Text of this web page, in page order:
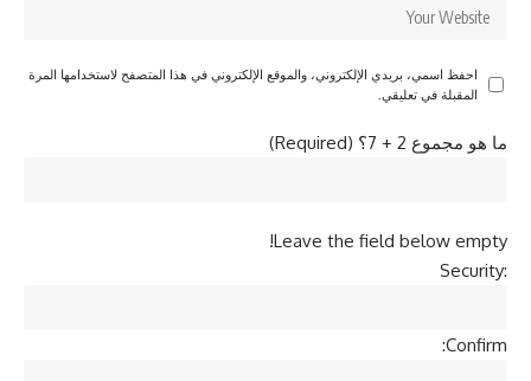
احفظ اسمي، بريدي الإلكتروني، والموقع الإلكتروني في هذا المتصفح لاستخدامها المرة
المقبلة في تعليقي.
ما هو مجموع 2 + 7؟ (Required)
Leave the field below empty!
Security:
Confirm: